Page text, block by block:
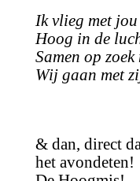
Ik vlieg met
Hoog in de
Samen op
Wij gaan met
& dan, direct
het avondeten!